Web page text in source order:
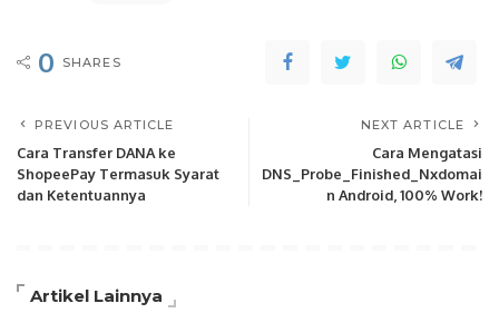
0 SHARES
PREVIOUS ARTICLE
Cara Transfer DANA ke
ShopeePay Termasuk Syarat
dan Ketentuannya
NEXT ARTICLE
Cara Mengatasi
DNS_Probe_Finished_Nxdomai
n Android, 100% Work!
Artikel Lainnya